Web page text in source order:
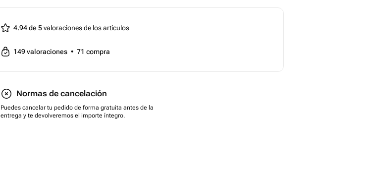
4.94 de 5valoraciones de los artículos
149valoraciones • 71 compra
Normas de cancelación
Puedes cancelar tu pedido de forma gratuita antes de la
entrega y te devolveremos el importe íntegro.